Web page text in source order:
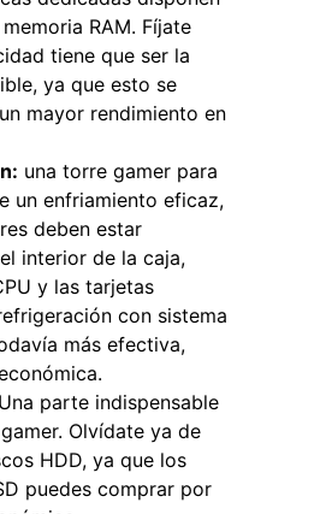
RAM. Fíjate
tiene que ser la
ya que esto se
mayor rendimiento en
una torre gamer para
un enfriamiento eficaz,
deben estar
interior de la caja,
y las tarjetas
con sistema
más efectiva,
Una parte indispensable
Olvídate ya de
HDD, ya que los
puedes comprar por